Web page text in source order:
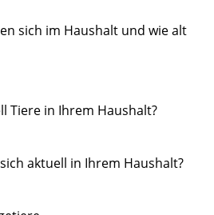
sich im Haushalt und wie alt
Tiere in Ihrem Haushalt?
aktuell in Ihrem Haushalt?